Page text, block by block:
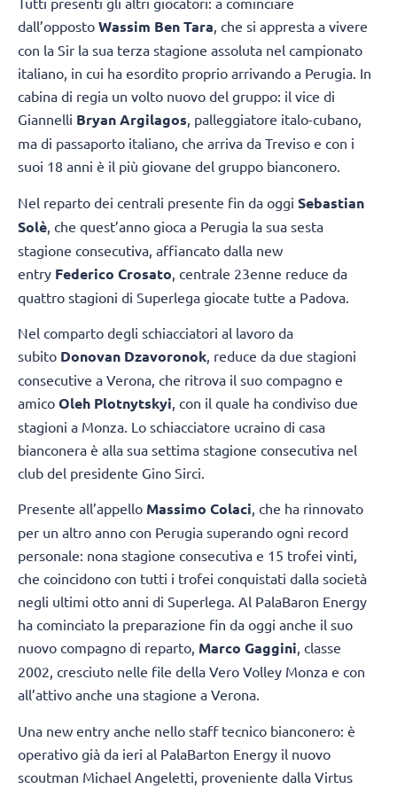
dall’opposto Wassim Ben Tara, che si appresta a vivere
con la Sir la sua terza stagione assoluta nel campionato
italiano, in cui ha esordito proprio arrivando a Perugia. In
cabina di regia un volto nuovo del gruppo: il vice di
Giannelli Bryan Argilagos, palleggiatore italo-cubano,
ma di passaporto italiano, che arriva da Treviso e con i
suoi 18 anni è il più giovane del gruppo bianconero.
Nel reparto dei centrali presente fin da oggi Sebastian
Solè , che quest’anno gioca a Perugia la sua sesta
stagione consecutiva, affiancato dalla new
entry Federico Crosato , centrale 23enne reduce da
quattro stagioni di Superlega giocate tutte a Padova.
Nel comparto degli schiacciatori al lavoro da
subito Donovan Dzavoronok , reduce da due stagioni
consecutive a Verona, che ritrova il suo compagno e
amico Oleh Plotnytskyi , con il quale ha condiviso due
stagioni a Monza. Lo schiacciatore ucraino di casa
bianconera è alla sua settima stagione consecutiva nel
club del presidente Gino Sirci.
Presente all’appello Massimo Colaci, che ha rinnovato
per un altro anno con Perugia superando ogni record
personale: nona stagione consecutiva e 15 trofei vinti,
che coincidono con tutti i trofei conquistati dalla società
negli ultimi otto anni di Superlega. Al PalaBaron Energy
ha cominciato la preparazione fin da oggi anche il suo
nuovo compagno di reparto, Marco Gaggini, classe
2002, cresciuto nelle file della Vero Volley Monza e con
all’attivo anche una stagione a Verona.
Una new entry anche nello staff tecnico bianconero: è
operativo già da ieri al PalaBarton Energy il nuovo
scoutman Michael Angeletti, proveniente dalla Virtus